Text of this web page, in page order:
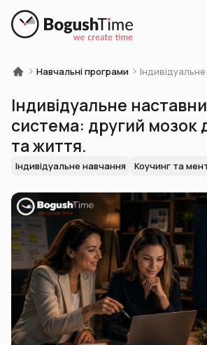
Навчальні програми
Індивідуальне
система: другий мозок
та життя.
Індивідуальне навчання Коучинг та